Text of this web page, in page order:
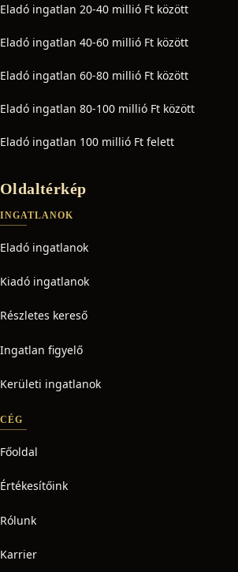
Eladó ingatlan 20-40 millió Ft között
Eladó ingatlan 40-60 millió Ft között
Eladó ingatlan 60-80 millió Ft között
Eladó ingatlan 80-100 millió Ft között
Eladó ingatlan 100 millió Ft felett
Oldaltérkép
INGATLANOK
Eladó ingatlanok
Kiadó ingatlanok
Részletes kereső
Ingatlan figyelő
Kerületi ingatlanok
CÉG
Főoldal
Értékesítőink
Rólunk
Karrier